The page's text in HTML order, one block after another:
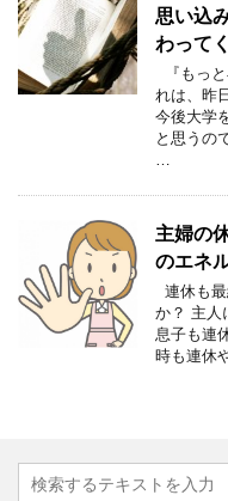
思い込
わって
『もっ
れは、昨
今後大学
と思うの
主婦の
のエネ
連休も
か？ 主人
息子も連
時も連休